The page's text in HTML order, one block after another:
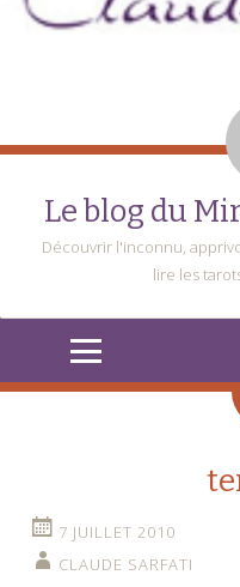
Le blog du
Découvrir l'inconnu,
lire les
MENU
WIDGETS
RECHERCHE
7 JUILLET 2010
CLAUDE SARFATI